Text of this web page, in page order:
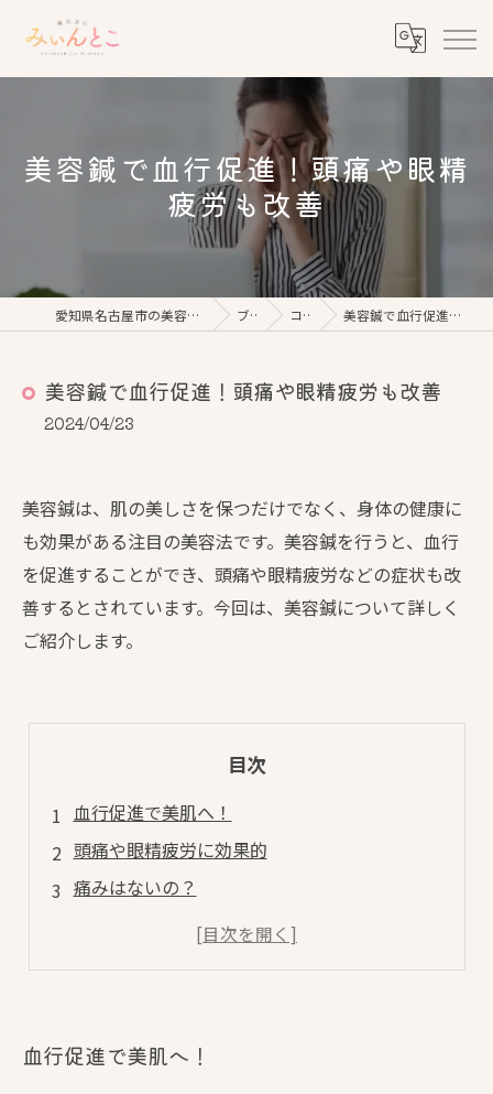
美容鍼で血行促進！頭痛や眼精
疲労も改善
愛知県名古屋市の美容鍼なら鍼灸美心みぃんとこ ブログ コラム 美容鍼で血行促進！頭痛や眼精疲労も改善
美容鍼で血行促進！頭痛や眼精疲労も改善
2024/04/23
美容鍼は、肌の美しさを保つだけでなく、身体の健康に
も効果がある注目の美容法です。美容鍼を行うと、血行
を促進することができ、頭痛や眼精疲労などの症状も改
善するとされています。今回は、美容鍼について詳しく
ご紹介します。
目次
血行促進で美肌へ！
頭痛や眼精疲労に効果的
痛みはないの？
美容鍼×フェイシャルマッサージ
血行促進で美肌へ！